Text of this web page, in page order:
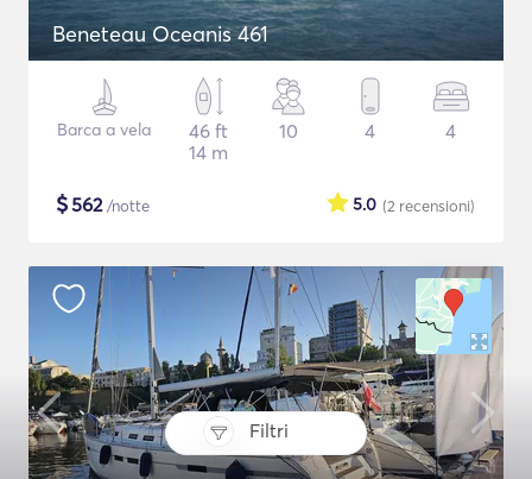
Filtri
Beneteau Oceanis 461
Barca a vela
46 ft
14 m
10 4 4
$562/notte (2 recensioni)
5.0